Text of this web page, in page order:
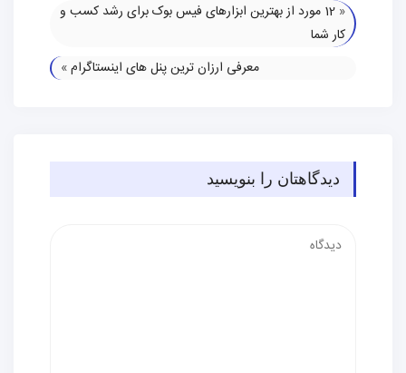
«
12 مورد از بهترین ابزارهای فیس بوک برای رشد کسب و
کار شما
معرفی ارزان ترین پنل های اینستاگرام»
دیدگاهتان را بنویسید